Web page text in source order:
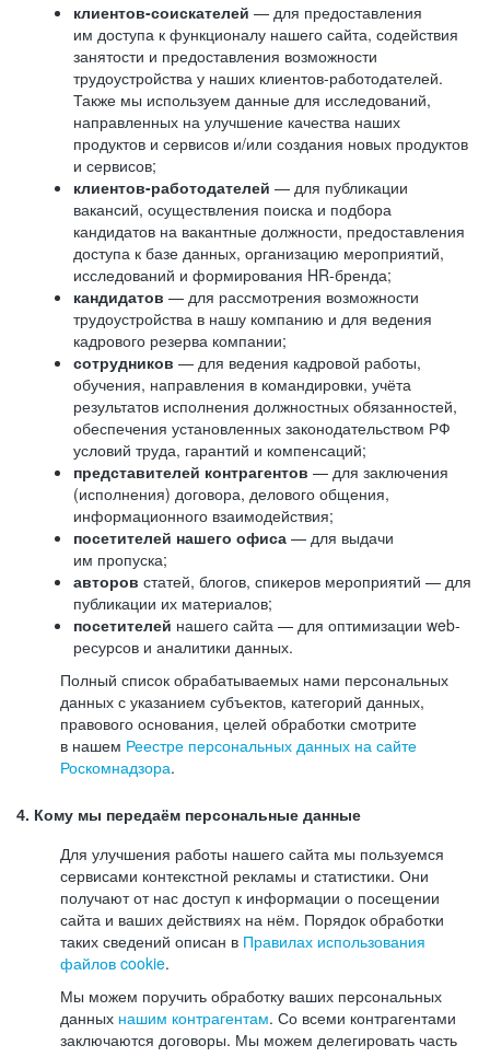
клиентов-соискателей — для предоставления
им доступа к функционалу нашего сайта, содействия
занятости и предоставления возможности
трудоустройства у наших клиентов-работодателей.
Также мы используем данные для исследований,
направленных на улучшение качества наших
продуктов и сервисов и/или создания новых продуктов
и сервисов;
клиентов-работодателей — для публикации
вакансий, осуществления поиска и подбора
кандидатов на вакантные должности, предоставления
доступа к базе данных, организацию мероприятий,
исследований и формирования HR-бренда;
кандидатов — для рассмотрения возможности
трудоустройства в нашу компанию и для ведения
кадрового резерва компании;
сотрудников — для ведения кадровой работы,
обучения, направления в командировки, учёта
результатов исполнения должностных обязанностей,
обеспечения установленных законодательством РФ
условий труда, гарантий и компенсаций;
представителей контрагентов — для заключения
(исполнения) договора, делового общения,
информационного взаимодействия;
посетителей нашего офиса — для выдачи
им пропуска;
авторов статей, блогов, спикеров мероприятий — для
публикации их материалов;
посетителей нашего сайта — для оптимизации web-
ресурсов и аналитики данных.
Полный список обрабатываемых нами персональных
данных с указанием субъектов, категорий данных,
правового основания, целей обработки смотрите
в нашем Реестре персональных данных на сайте
Роскомнадзора.
4. Кому мы передаём персональные данные
Для улучшения работы нашего сайта мы пользуемся
сервисами контекстной рекламы и статистики. Они
получают от нас доступ к информации о посещении
сайта и ваших действиях на нём. Порядок обработки
таких сведений описан в Правилах использования
файлов cookie.
Мы можем поручить обработку ваших персональных
данных нашим контрагентам. Со всеми контрагентами
заключаются договоры. Мы можем делегировать часть